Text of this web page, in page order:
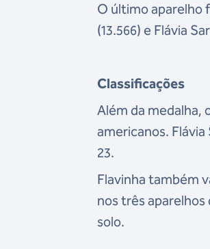
O último aparelho
(13.566) e Flávia
Classificações
Além da medalha,
americanos.
23.
Flavinha também
nos três
solo.